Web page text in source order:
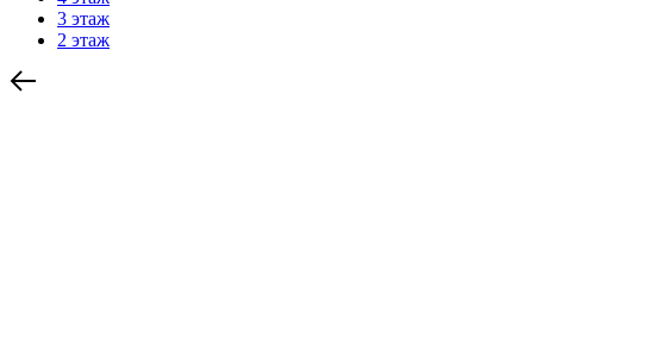
3 этаж
2 этаж